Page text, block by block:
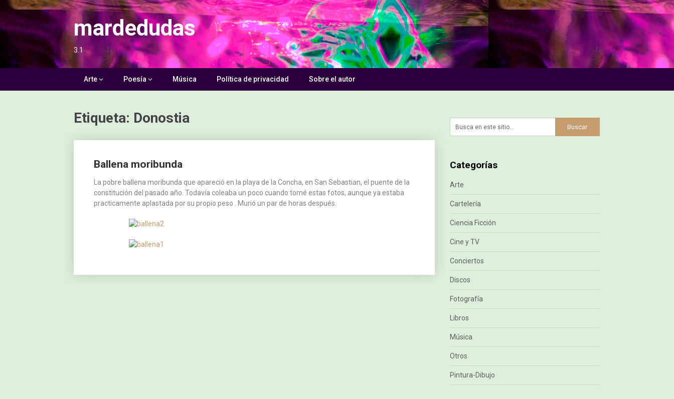
Saltar
contenido
mardedudas
3.1
Arte Poesía Música Política de privacidad Sobre el autor
Etiqueta: Donostia
Ballena moribunda
La pobre ballena moribunda que apareció en la playa de la Concha, en San Sebastian, el puente de la
constitución del pasado año. Todavía coleaba un poco cuando tomé estas fotos, aunque ya estaba
practicamente aplastada por su propio peso . Murió un par de horas después.
entradas
Categorías
Arte
Cartelería
Ciencia Ficción
Cine y TV
Conciertos
Discos
Fotografía
Libros
Música
Otros
Pintura-Dibujo